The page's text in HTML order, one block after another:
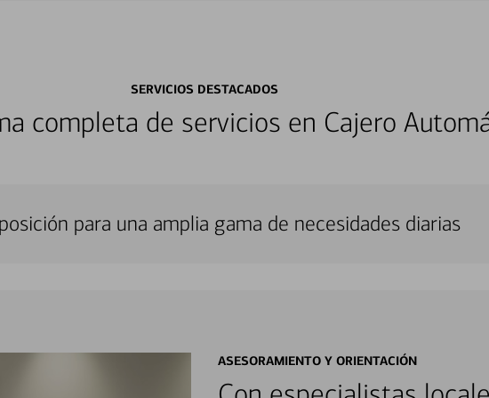
SERVICIOS DESTACADOS
completa de servicios en Cajero
para una amplia gama de necesidades diarias
ASESORAMIENTO Y ORIENTACIÓN